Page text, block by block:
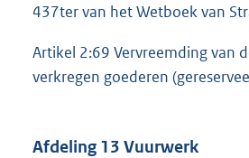
437ter van het Wetboek van
Artikel 2:69 Vervreemding van
verkregen goederen
Afdeling 13 Vuurwerk